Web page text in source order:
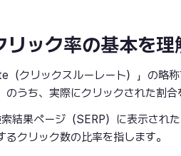
ック率の基本を理
クリックスルーレート）」の略
うち、実際にクリックされた割合
結果ページ（SERP）に表示され
クリック数の比率を指します。